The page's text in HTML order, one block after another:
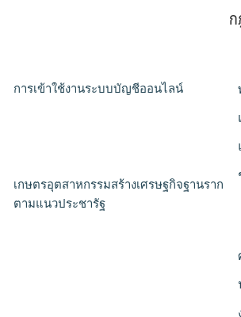
การเข้าใช้งานระบบบัญชีออนไลน์
เกษตรอุตสาหกรรมสร้างเศรษฐกิจฐานราก
ตามแนวประชารัฐ